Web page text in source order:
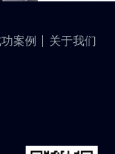
案例 关于我们